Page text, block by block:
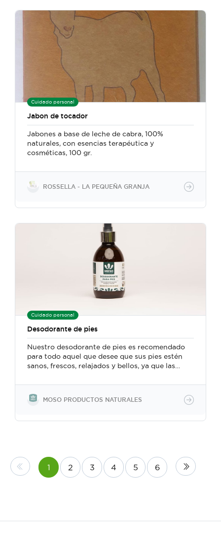
Cuidado personal
Jabon de tocador
Jabones a base de leche de cabra, 100%
naturales, con esencias terapéutica y
cosméticas, 100 gr.
ROSSELLA - LA PEQUEÑA GRANJA
Cuidado personal
Desodorante de pies
Nuestro desodorante de pies es recomendado
para todo aquel que desee que sus pies estén
sanos, frescos, relajados y bellos, ya que las
de hongos, mejora la circulación del mismo,
mientras el mentol los refresca. El árbol de té y
la lavanda ejercen un poder inholoro que
combinación permite evitar la sudoración
MOSO PRODUCTOS NATURALES
1 2 3 4 5 6